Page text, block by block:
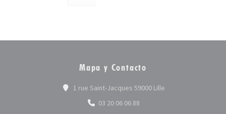
Mapa y Contacto
1 rue Saint-Jacques 59000 Lille((abre en una nueva
03 20 06 06 88